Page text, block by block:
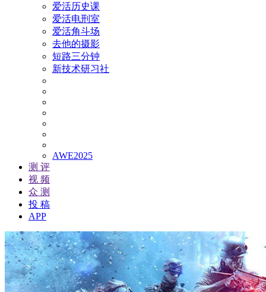
爱活历史课
爱活电刑室
爱活角斗场
去他的摄影
短路三分钟
新技术研习社
AWE2025
测 评
视 频
众 测
投 稿
APP